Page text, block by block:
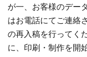
が一、お客様のデー
はお電話にてご連絡
の再入稿を行ってく
に、印刷・制作を開